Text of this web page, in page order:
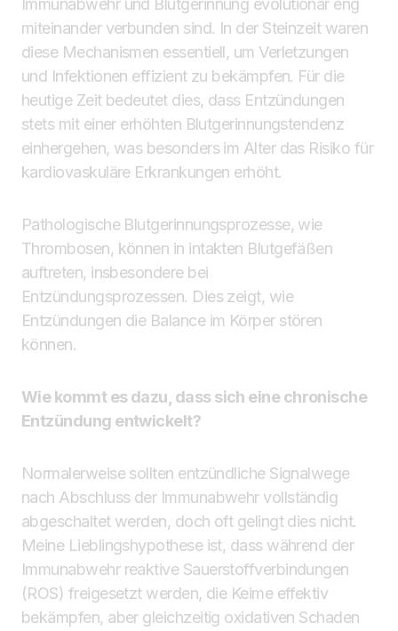
Immunabwehr und Blutgerinnung evolutionär eng
miteinander verbunden sind. In der Steinzeit waren
diese Mechanismen essentiell, um Verletzungen
und Infektionen effizient zu bekämpfen. Für die
heutige Zeit bedeutet dies, dass Entzündungen
stets mit einer erhöhten Blutgerinnungstendenz
einhergehen, was besonders im Alter das Risiko für
kardiovaskuläre Erkrankungen erhöht.
Pathologische Blutgerinnungsprozesse, wie
Thrombosen, können in intakten Blutgefäßen
auftreten, insbesondere bei
Entzündungsprozessen. Dies zeigt, wie
Entzündungen die Balance im Körper stören
können.
Wie kommt es dazu, dass sich eine chronische
Entzündung entwickelt?
Normalerweise sollten entzündliche Signalwege
nach Abschluss der Immunabwehr vollständig
abgeschaltet werden, doch oft gelingt dies nicht.
Meine Lieblingshypothese ist, dass während der
Immunabwehr reaktive Sauerstoffverbindungen
(ROS) freigesetzt werden, die Keime effektiv
bekämpfen, aber gleichzeitig oxidativen Schaden